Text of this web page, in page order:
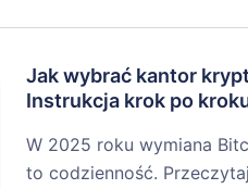
Jak wybrać kantor
Instrukcja krok po
W 2025 roku wymiana
to codzienność.